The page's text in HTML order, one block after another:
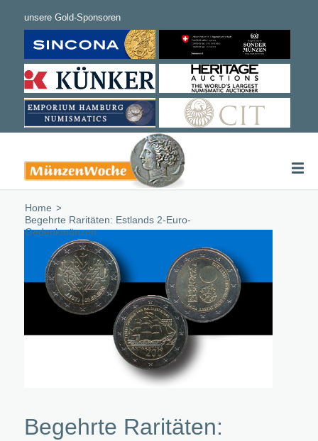
Home
Begehrte Raritäten: Estlands 2-Euro-
Gedenkmünzen
Begehrte Raritäten: